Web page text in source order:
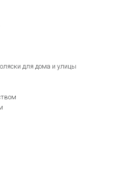
для дома и улицы